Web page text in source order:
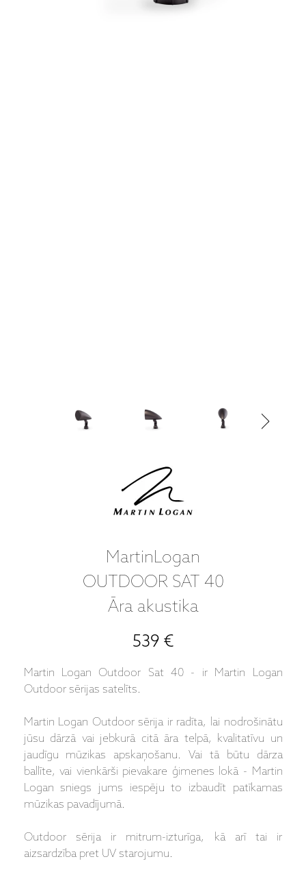
MartinLogan
OUTDOOR SAT 40
Āra akustika
539 €
Martin Logan Outdoor Sat 40 - ir Martin Logan
Outdoor sērijas satelīts.
Martin Logan Outdoor sērija ir radīta, lai nodrošinātu
jūsu dārzā vai jebkurā citā āra telpā, kvalitatīvu un
jaudīgu mūzikas apskaņošanu. Vai tā būtu dārza
ballīte, vai vienkārši pievakare ģimenes lokā - Martin
Logan sniegs jums iespēju to izbaudīt patīkamas
mūzikas pavadījumā.
Outdoor sērija ir mitrum-izturīga, kā arī tai ir
aizsardzība pret UV starojumu.